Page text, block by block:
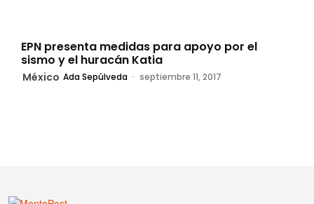
EPN presenta medidas para apoyo por el
sismo y el huracán Katia
México Ada Sepúlveda - septiembre 11, 2017